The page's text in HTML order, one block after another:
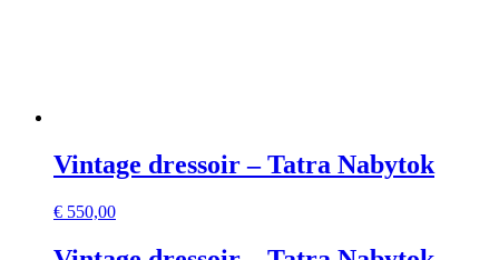
Vintage dressoir – Tatra Nabytok
€ 550,00